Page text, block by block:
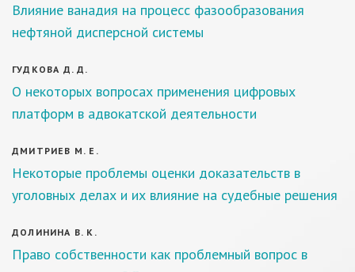
Влияние ванадия на процесс фазообразования
нефтяной дисперсной системы
ГУДКОВА Д. Д.
О некоторых вопросах применения цифровых
платформ в адвокатской деятельности
ДМИТРИЕВ М. Е.
Некоторые проблемы оценки доказательств в
уголовных делах и их влияние на судебные решения
ДОЛИНИНА В. К.
Право собственности как проблемный вопрос в